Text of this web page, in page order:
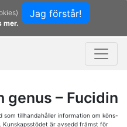
Jag förstår!
mer.
genus – Fucidin
som tillhandahåller information om köns-
Kunskapsstödet är avsedd främst för